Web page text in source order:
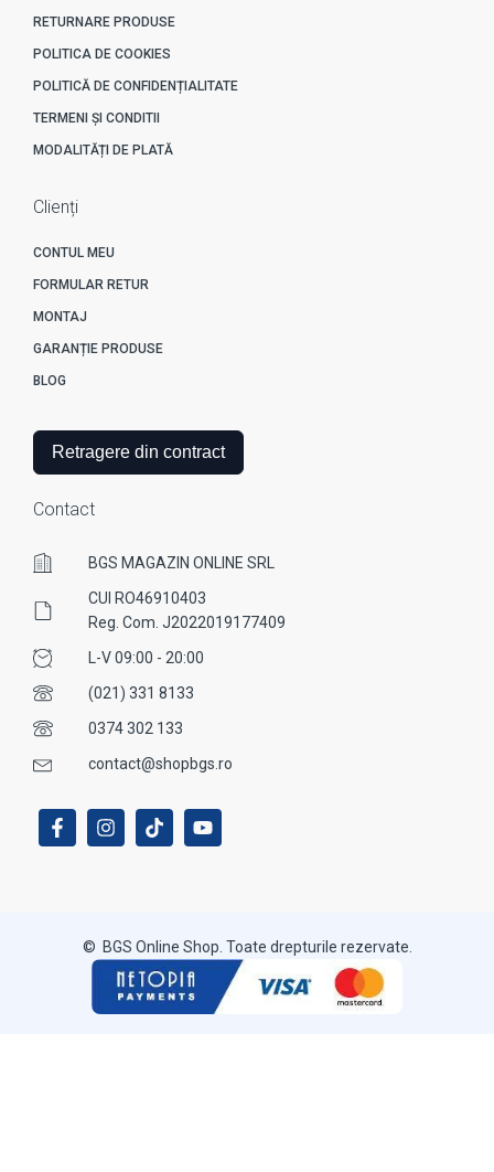
RETURNARE PRODUSE
POLITICA DE COOKIES
POLITICĂ DE CONFIDENȚIALITATE
TERMENI ȘI CONDITII
MODALITĂȚI DE PLATĂ
Clienți
CONTUL MEU
FORMULAR RETUR
MONTAJ
GARANȚIE PRODUSE
BLOG
Retragere din contract
Contact
BGS MAGAZIN ONLINE SRL
CUI RO46910403
Reg. Com. J2022019177409
L-V 09:00 - 20:00
(021) 331 8133
0374 302 133
contact@shopbgs.ro
© BGS Online Shop. Toate drepturile rezervate.